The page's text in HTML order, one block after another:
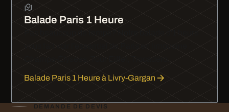
Balade Paris 1 Heure
Balade Paris 1 Heure à Livry-Gargan
DEMANDE DE DEVIS